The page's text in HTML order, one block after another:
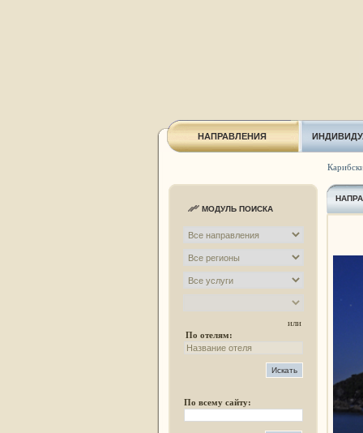
НАПРАВЛЕНИЯ
МОДУЛЬ ПОИСКА
или
По отелям:
По всему сайту: